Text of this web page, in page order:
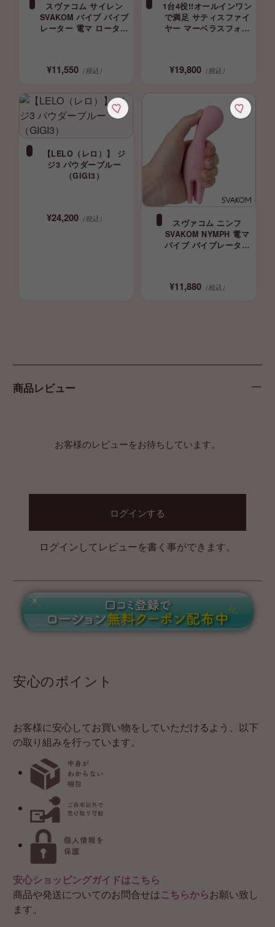
スヴァコム サイレン
SVAKOM バイブ バイブ
レーター 電マ ローター
¥11,550（税込）
1台4役!!オールインワン
で満足 サティスファイ
ヤー マーベラスフォー
¥19,800 （税込）
【LELO（レロ）】 ジ
ジ3 パウダーブルー
（GIGI3）
¥24,200（税込）
スヴァコム ニンフ
SVAKOM NYMPH 電マ
バイブ バイブレーター
¥11,880 （税込）
商品レビュー
お客様のレビューをお待ちしています。
ログインする
ログインしてレビューを書く事ができます。
安心のポイント
お客様に安心してお買い物をしていただけるよう、以下
の取り組みを行っています。
安心ショッピングガイドはこちら
商品や発送についてのお問合せはこちらからお願い致し
ます。